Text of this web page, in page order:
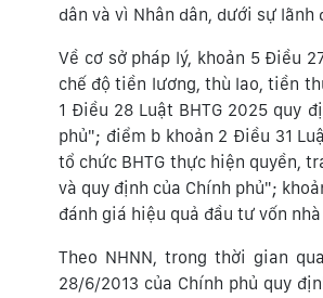
dân và vì Nhân dân, dưới sự lãnh
Về cơ sở pháp lý, khoản 5 Điều
chế độ tiền lương, thù lao, tiền
1 Điều 28 Luật BHTG 2025 quy
phủ"; điểm b khoản 2 Điều 31
tổ chức BHTG thực hiện quyền,
và quy định của Chính phủ";
đánh giá hiệu quả đầu tư vốn
Theo NHNN, trong thời gian
28/6/2013 của Chính phủ quy